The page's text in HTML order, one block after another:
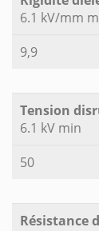
6.1 kV/mm
9,9
Tension
6.1 kV min
50
Résistance